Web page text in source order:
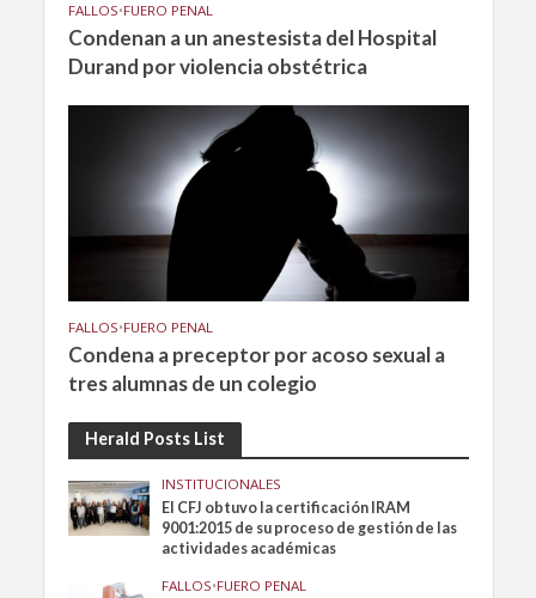
FALLOS•FUERO PENAL
Condenan a un anestesista del Hospital
Durand por violencia obstétrica
FALLOS•FUERO PENAL
Condena a preceptor por acoso sexual a
tres alumnas de un colegio
Herald Posts List
INSTITUCIONALES
El CFJ obtuvo la certificación IRAM
9001:2015 de su proceso de gestión de las
actividades académicas
FALLOS•FUERO PENAL